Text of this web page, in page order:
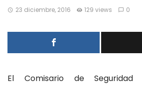
23 diciembre, 2016 129 views 0
El Comisario de Seguridad